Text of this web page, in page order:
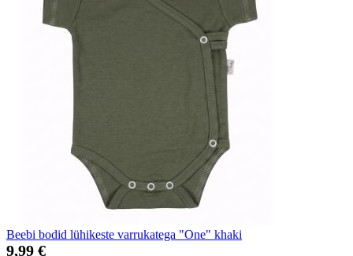
Beebi bodid lühikeste varrukatega "One" khaki
9,99 €